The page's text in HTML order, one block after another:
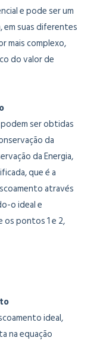
e pode ser um
em suas diferentes
mais complexo,
do valor de
ser obtidas
da
da Energia,
que é a
através
o ideal e
pontos 1 e 2,
ideal,
na equação